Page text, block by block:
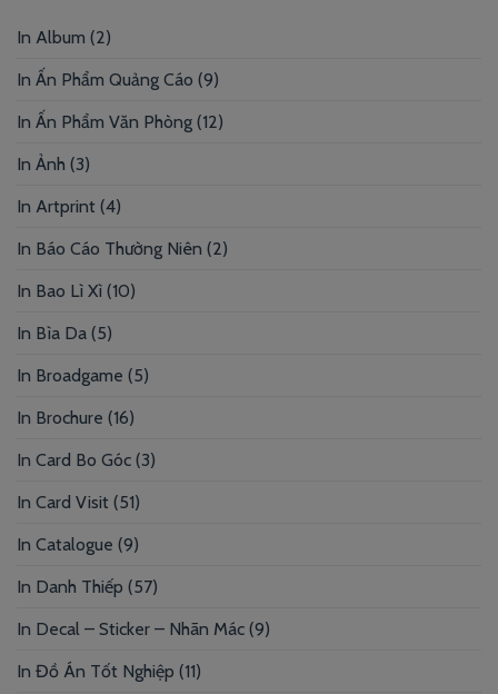
In Album (2)
In Ấn Phẩm Quảng Cáo (9)
In Ấn Phẩm Văn Phòng (12)
In Ảnh (3)
In Artprint (4)
In Báo Cáo Thường Niên (2)
In Bao Lì Xì (10)
In Bìa Da (5)
In Broadgame (5)
In Brochure (16)
In Card Bo Góc (3)
In Card Visit (51)
In Catalogue (9)
In Danh Thiếp (57)
In Decal – Sticker – Nhãn Mác (9)
In Đồ Án Tốt Nghiệp (11)